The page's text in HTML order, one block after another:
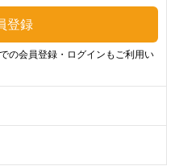
の会員登録・ログインもご利用い